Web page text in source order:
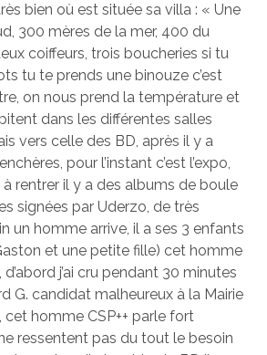
bien où est située sa villa : « Une
300 mères de la mer, 400 du
coiffeurs, trois boucheries si tu
tu te prends une binouze c’est
on nous prend la température et
dans les différentes salles
vers celle des BD, après il y a
pour l’instant c’est l’expo,
à rentrer il y a des albums de boule
signées par Uderzo, de très
un homme arrive, il a ses 3 enfants
et une petite fille) cet homme
j’ai cru pendant 30 minutes
G. candidat malheureux à la Mairie
cet homme CSP++ parle fort
ressentent pas du tout le besoin